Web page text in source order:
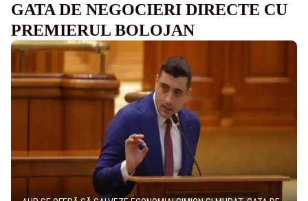
GATA DE NEGOCIERI DIRECTE CU
PREMIERUL BOLOJAN